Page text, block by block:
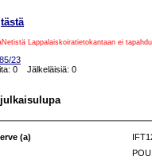
tästä
Lappalaiskoiratietokantaan ei
23
0 Jälkeläisiä: 0
(a)